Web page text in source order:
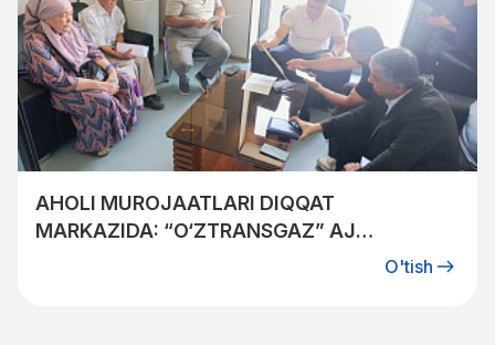
AHOLI MUROJAATLARI DIQQAT
MARKAZIDA: “O‘ZTRANSGAZ” AJ
MUTAXASSISLARI QIBRAYLIKLAR BILAN
O'tish